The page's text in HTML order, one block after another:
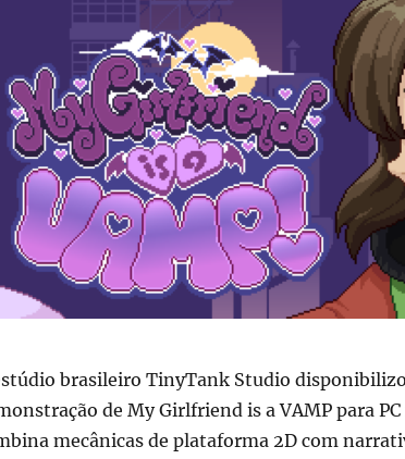
brasileiro TinyTank Studio
de My Girlfriend is a VAMP para
mecânicas de plataforma 2D com